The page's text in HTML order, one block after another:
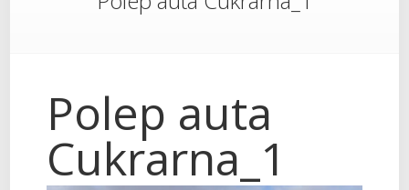
Polep auta
Cukrarna_1